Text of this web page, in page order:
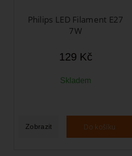
Philips LED Filament E27
7W
129 Kč
Skladem
Zobrazit Do košíku